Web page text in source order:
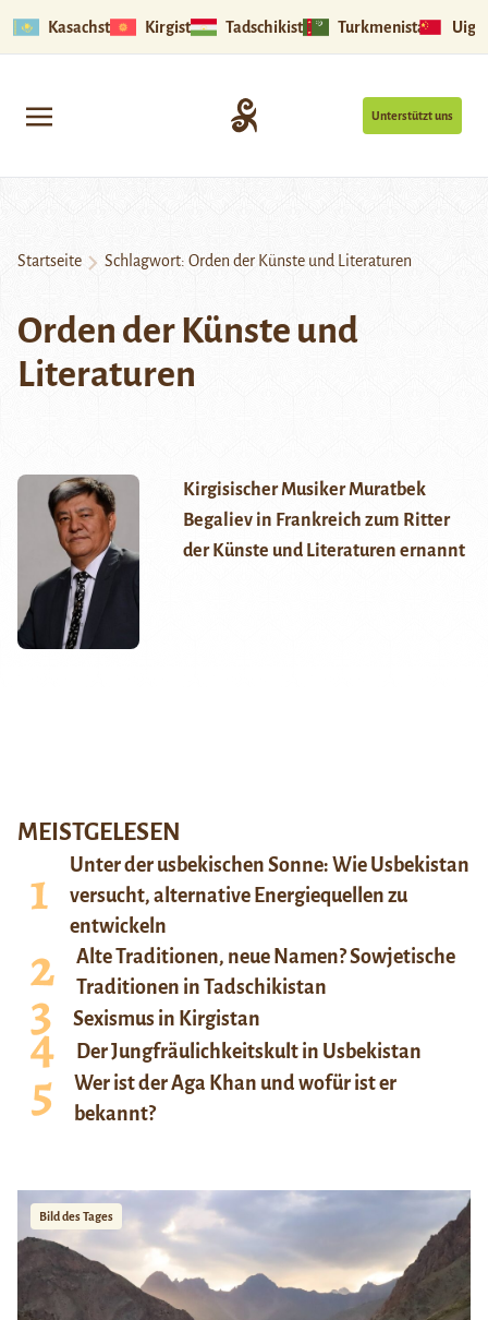
Kasachstan Kirgistan Tadschikistan Turkmenistan
Unterstützt uns
Startseite Schlagwort: Orden der Künste und Literaturen
Orden der Künste und
Literaturen
Kirgisischer Musiker Muratbek
Begaliev in Frankreich zum Ritter
der Künste und Literaturen ernannt
MEISTGELESEN
Unter der usbekischen Sonne: Wie Usbekistan
versucht, alternative Energiequellen zu
entwickeln
Alte Traditionen, neue Namen? Sowjetische
Traditionen in Tadschikistan
Sexismus in Kirgistan
Der Jungfräulichkeitskult in Usbekistan
Wer ist der Aga Khan und wofür ist er
bekannt?
Bild des Tages